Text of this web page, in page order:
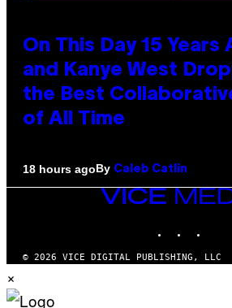
On This Day 15 Years
and Kanye West
the Best
of All Time
18 hours agoBy Caleb Catlin
VICE
© 2026 VICE DIGITAL PUBLISHING, LLC
×